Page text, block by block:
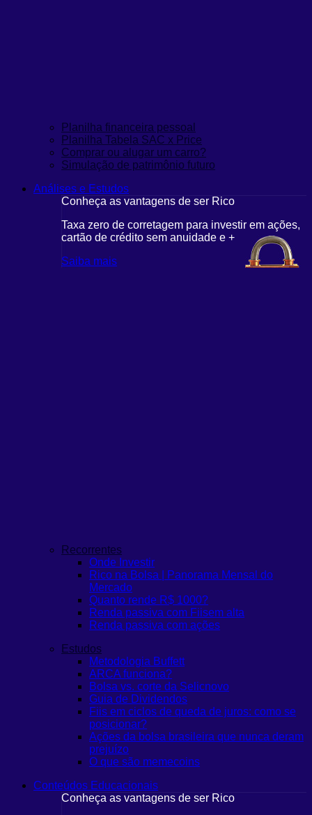
Planilha financeira pessoal
Planilha Tabela SAC x Price
Comprar ou alugar um carro?
Simulação de patrimônio futuro
Análises e Estudos
Conheça as vantagens de ser Rico
Taxa zero de corretagem para investir em ações,
cartão de crédito sem anuidade e +
Saiba mais
Recorrentes
Onde Investir
Rico na Bolsa | Panorama Mensal do
Mercado
Quanto rende R$ 1000?
Renda passiva com Fiisem alta
Renda passiva com ações
Estudos
Metodologia Buffett
ARCA funciona?
Bolsa vs. corte da Selicnovo
Guia de Dividendos
Fiis em ciclos de queda de juros: como se
posicionar?
Ações da bolsa brasileira que nunca deram
prejuízo
O que são memecoins
Conteúdos Educacionais
Conheça as vantagens de ser Rico